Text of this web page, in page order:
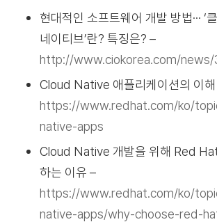
현대적인 소프트웨어 개발 방법··· ‘
네이티브’란? 특징은? –
http://www.ciokorea.com/
Cloud Native 애플리케이션의 이
https://www.redhat.com/ko/
native-apps
Cloud Native 개발을 위해 Red
하는 이유 –
https://www.redhat.com/ko/
native-apps/why-choose-red-